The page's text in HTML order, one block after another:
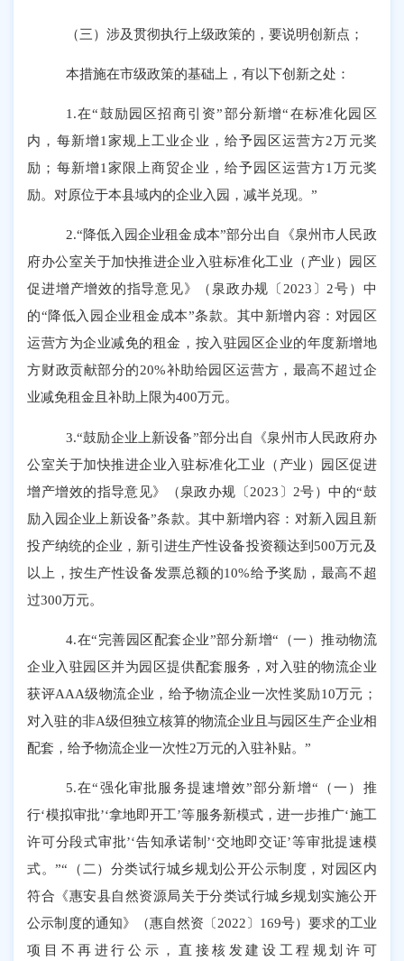
（三）涉及贯彻执行上级政策的，要说明创新点；
本措施在市级政策的基础上，有以下创新之处：
1.在“鼓励园区招商引资”部分新增“在标准化园区
内，每新增1家规上工业企业，给予园区运营方2万元奖
励；每新增1家限上商贸企业，给予园区运营方1万元奖
励。对原位于本县域内的企业入园，减半兑现。”
2.“降低入园企业租金成本”部分出自《泉州市人民政
府办公室关于加快推进企业入驻标准化工业（产业）园区
促进增产增效的指导意见》（泉政办规〔2023〕2号）中
的“降低入园企业租金成本”条款。其中新增内容：对园区
运营方为企业减免的租金，按入驻园区企业的年度新增地
方财政贡献部分的20%补助给园区运营方，最高不超过企
业减免租金且补助上限为400万元。
3.“鼓励企业上新设备”部分出自《泉州市人民政府办
公室关于加快推进企业入驻标准化工业（产业）园区促进
增产增效的指导意见》（泉政办规〔2023〕2号）中的“鼓
励入园企业上新设备”条款。其中新增内容：对新入园且新
投产纳统的企业，新引进生产性设备投资额达到500万元及
以上，按生产性设备发票总额的10%给予奖励，最高不超
过300万元。
4.在“完善园区配套企业”部分新增“（一）推动物流
企业入驻园区并为园区提供配套服务，对入驻的物流企业
获评AAA级物流企业，给予物流企业一次性奖励10万元；
对入驻的非A级但独立核算的物流企业且与园区生产企业相
配套，给予物流企业一次性2万元的入驻补贴。”
5.在“强化审批服务提速增效”部分新增“（一）推
行‘模拟审批’‘拿地即开工’等服务新模式，进一步推广‘施工
许可分段式审批’‘告知承诺制’‘交地即交证’等审批提速模
式。”“（二）分类试行城乡规划公开公示制度，对园区内
符合《惠安县自然资源局关于分类试行城乡规划实施公开
公示制度的通知》（惠自然资〔2022〕169号）要求的工业
项目不再进行公示，直接核发建设工程规划许可